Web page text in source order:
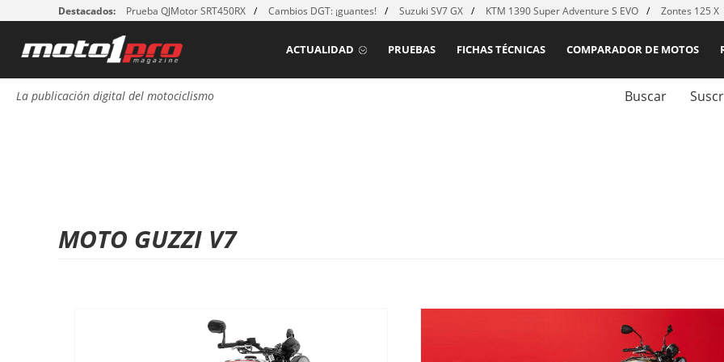
Destacados: Prueba QJMotor SRT450RX Cambios DGT: ¡guantes! Suzuki SV7 GX KTM 1390 Super Adventure S EVO Zontes 125 X
COMPARADOR DE MOTOS
FICHAS TÉCNICAS
PRUEBAS
ACTUALIDAD
La publicación digital del motociclismo Buscar
MOTO GUZZI V7